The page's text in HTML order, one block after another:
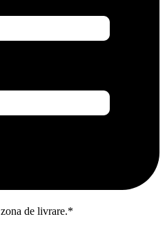
de livrare.*